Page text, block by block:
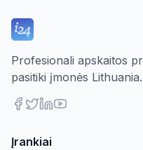
Profesionali apskaitos
pasitiki įmonės Lithuania.
Įrankiai